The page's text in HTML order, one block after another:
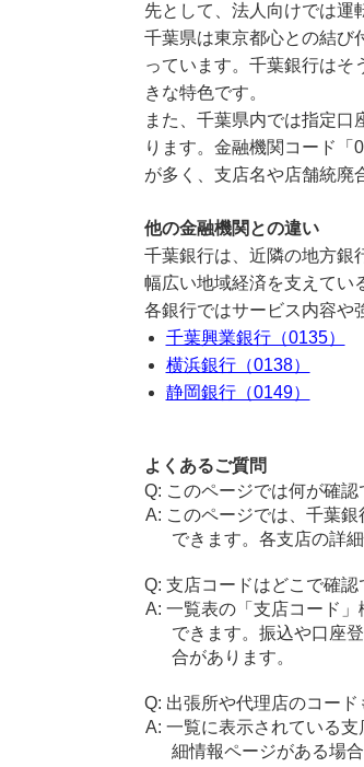
先として、法人向けでは運
千葉県は東京都心との結び
っています。千葉銀行はそ
きな特色です。
また、千葉県内では指定
ります。金融機関コード「
が多く、支店名や店舗統廃
他の金融機関との違い
千葉銀行は、近隣の地方銀
幅広い地域経済を支えてい
各銀行ではサービス内容や
千葉興業銀行（0135）
横浜銀行（0138）
静岡銀行（0149）
よくあるご質問
このページでは何が確認
このページでは、千葉
できます。各支店の詳
支店コードはどこで確認
一覧表の「支店コード
できます。振込や口座
合があります。
出張所や代理店のコード
一覧に表示されている
細情報ページがある場